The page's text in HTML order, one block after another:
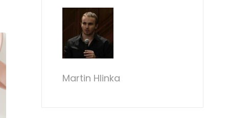
Martin Hlinka